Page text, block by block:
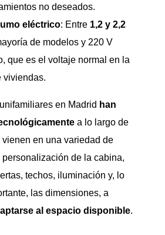
no deseados.
eléctrico: Entre 1,2 y 2,2
de modelos y 220 V
que es el voltaje normal en la
viviendas.
en Madrid han
a lo largo de
vienen en una variedad de
de la cabina,
techos, iluminación y, lo
las dimensiones, a
al espacio disponible.